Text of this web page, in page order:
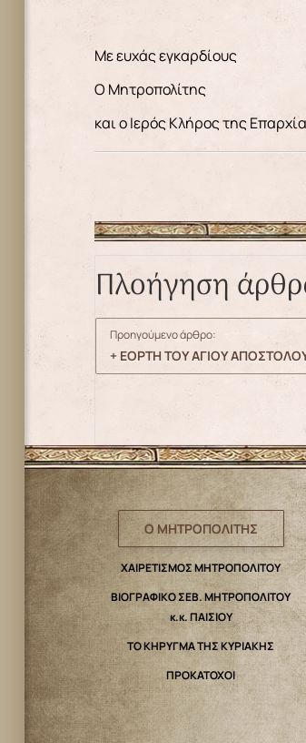
Με ευχάς εγκαρδίους
Ο Μητροπολίτης
και ο Ιερός Κλήρος της
Πλοήγηση
Προηγούμενο άρθρο:
+ ΕΟΡΤΗ ΤΟΥ ΑΓΙΟΥ
Ο ΜΗΤΡΟΠΟΛΙΤΗΣ
ΧΑΙΡΕΤΙΣΜΟΣ ΜΗΤΡΟΠΟΛΙΤΟΥ
ΒΙΟΓΡΑΦΙΚΟ ΣΕΒ. ΜΗΤΡΟΠΟΛΙΤΟΥ
κ.κ. ΠΑΙΣΙΟΥ
ΤΟ ΚΗΡΥΓΜΑ ΤΗΣ ΚΥΡΙΑΚΗΣ
ΠΡΟΚΑΤΟΧΟΙ